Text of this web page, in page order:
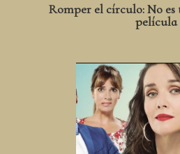
Romper el círculo: No
película